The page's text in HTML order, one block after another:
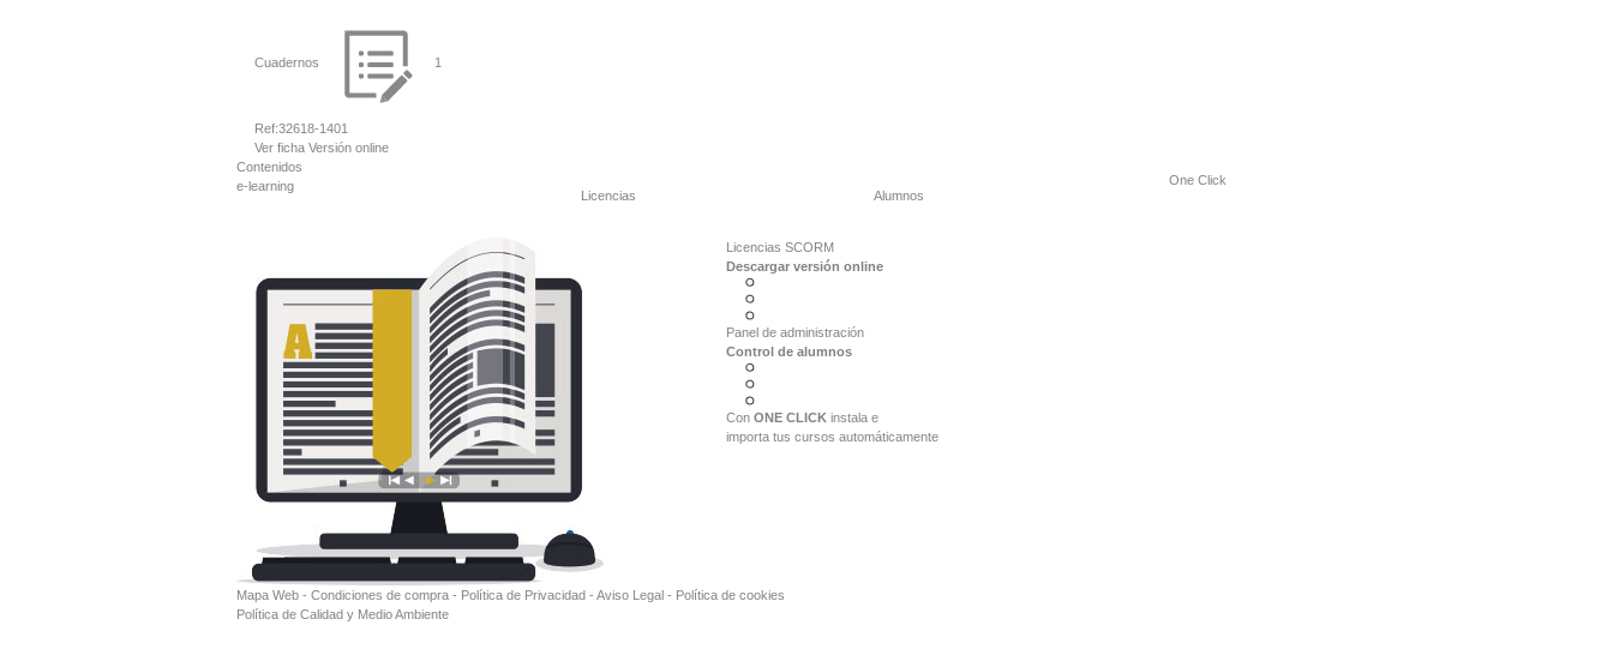
Cuadernos 1
Ref:32618-1401
Ver ficha Versión online
Contenidos
e-learning
Licencias Alumnos
One Click
Licencias SCORM
Descargar versión online
Panel de administración
Control de alumnos
ConONE CLICK instala e
importa tus cursos automáticamente
Mapa Web - Condiciones de compra - Política de Privacidad - Aviso Legal - Política de cookies
Política de Calidad y Medio Ambiente